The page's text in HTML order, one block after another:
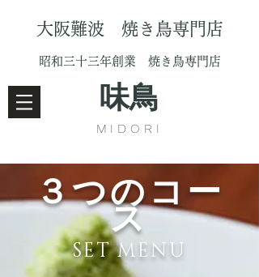
大阪難波 焼き鳥専門店
昭和三十三年創業 焼き鳥専門店
味鳥
MIDORI
３つのコー
ス
​SET MENU